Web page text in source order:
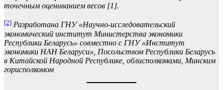
точечным оцениванием весов [1].
[2] Разработана ГНУ «Научно-исследовательский
экономический институт Министерства экономики
Республики Беларусь» совместно с ГНУ «Институт
экономики НАН Беларуси», Посольством Республики Беларусь
в Китайской Народной Республике, облисполкомами, Минским
горисполкомом